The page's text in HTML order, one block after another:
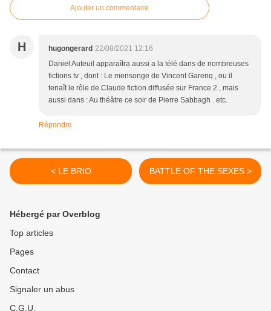
Ajouter un commentaire
H hugongerard 22/08/2021 12:16
Daniel Auteuil apparaîtra aussi a la télé dans de nombreuses
fictions tv , dont : Le mensonge de Vincent Garenq , ou il
tenaît le rôle de Claude fiction diffusée sur France 2 , mais
aussi dans : Au théâtre ce soir de Pierre Sabbagh . etc.
Répondre
< LE BRIO BATTLE OF THE SEXES >
Hébergé par Overblog
Top articles
Pages
Contact
Signaler un abus
C.G.U.